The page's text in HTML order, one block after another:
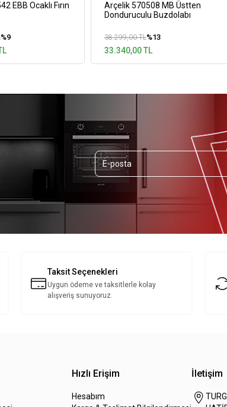
EBB Ocaklı Fırın
%9
Arçelik 570508 MB Üstten
Donduruculu Buzdolabı
38.299,00 TL%13
33.340,00 TL
Taksit Seçenekleri
Uygun ödeme ve taksitlerle kolay
alışveriş sunuyoruz.
Hızlı Erişim
Hesabım
İletişim